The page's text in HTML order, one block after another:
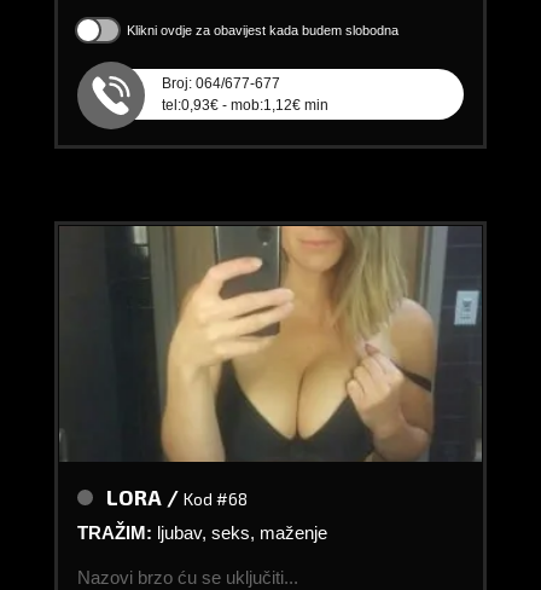
Klikni ovdje za obavijest kada budem slobodna
Broj: 064/677-677
tel:0,93€ - mob:1,12€ min
LORA / Kod #68
TRAŽIM: ljubav, seks, maženje
Nazovi brzo ću se uključiti...